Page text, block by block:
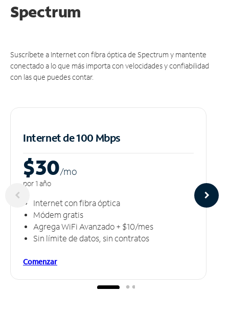
Spectrum
Suscríbete a Internet con fibra óptica de Spectrum y mantente
conectado a lo que más importa con velocidades y confiabilidad
con las que puedes contar.
Internet de 100 Mbps
$30/mo
por 1 año
Internet con fibra óptica
Módem gratis
Agrega WiFi Avanzado + $10/mes
Sin límite de datos, sin contratos
Comenzar